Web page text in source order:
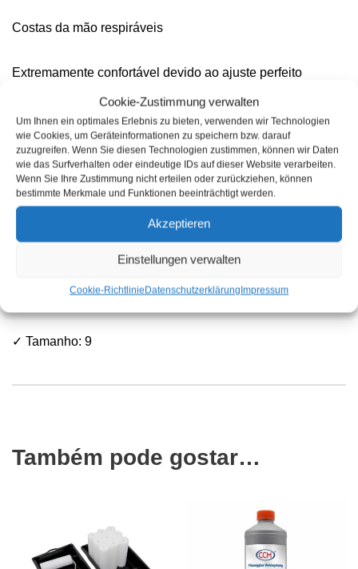
Cookie-Zustimmung verwalten
Um Ihnen ein optimales Erlebnis zu bieten, verwenden wir Technologien
wie Cookies, um Geräteinformationen zu speichern bzw. darauf
zuzugreifen. Wenn Sie diesen Technologien zustimmen, können wir Daten
wie das Surfverhalten oder eindeutige IDs auf dieser Website verarbeiten.
Wenn Sie Ihre Zustimmung nicht erteilen oder zurückziehen, können
bestimmte Merkmale und Funktionen beeinträchtigt werden.
Akzeptieren
Einstellungen verwalten
Cookie-RichtlinieDatenschutzerklärungImpressum
Costas da mão respiráveis
Extremamente confortável devido ao ajuste perfeito
✓ EN 420 Categoria II, EN 388
Resistência à abrasão: Nível de desempenho 4
✓ Resistência de corte: Nível de desempenho 1
✓ Força de lágrima: Nível de desempenho 1
✓ Força de punção: Potência nível 1
✓ Tamanho: 9
Também pode gostar…